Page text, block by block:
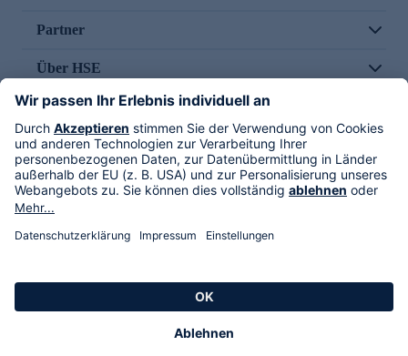
Partner
Über HSE
Im TV
HSE International